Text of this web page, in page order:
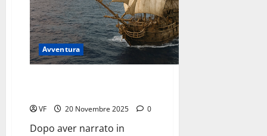
Avventura
VF 20 Novembre 2025 0
Dopo aver narrato in